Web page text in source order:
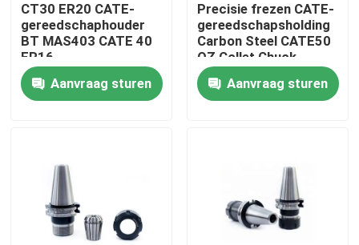
Huis
Videos
Over ons
CT30 ER20 CATE-
gereedschaphouder
BT MAS403 CATE 40
ER16
Gereedschaphouder
Aanvraag sturen
Precisie frezen CATE-
gereedschapsholding
Carbon Steel CATE50
OZ Collet Chuck
Aanvraag sturen